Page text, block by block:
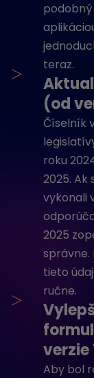
teraz.
>
(od
Číselník
roku
2025.
vykonali
2025
správne.
tieto
ručne.
>
verzie
Aby bol